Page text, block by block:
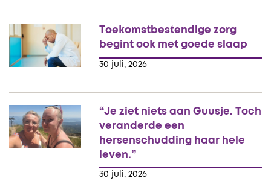
30 juli, 2026
Toekomstbestendige zorg
begint ook met goede slaap
30 juli, 2026
“Je ziet niets aan Guusje. Toch
veranderde een
hersenschudding haar hele
leven.”